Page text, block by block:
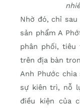
Nhờ đó, chỉ
sản phẩm A
phân phối, tiêu
trên địa bàn
Anh Phước
sự kiên trì, nỗ
điều kiện của